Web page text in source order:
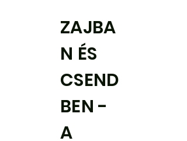
ZAJBA
N ÉS
CSEND
BEN -
A